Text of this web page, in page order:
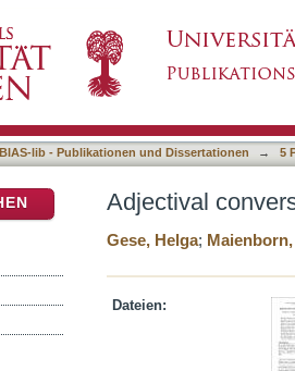
lib - Publikationen und Dissertationen → 5
Adjectival
Gese, Helga;
Dateien: